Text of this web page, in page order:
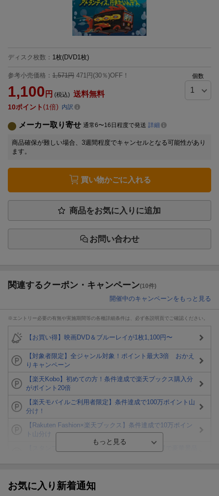
ディスク枚数 ： 1枚(DVD1枚)
参考小売価格： 1,571円 471円(30％)OFF！
1,100 円 (税込) 送料無料
個数
10ポイント 1倍 内訳
メーカー取り寄せ 通常6〜16日程度で発送 詳細
商品確保が難しい場合、3週間程度でキャンセルとなる可能性があり
ます。
買い物かごに入れる
商品をお気に入りに追加
お問い合わせ
関連するクーポン・キャンペーン(10件)
開催中のキャンペーンをもっと見る
※エントリー必要の有無や実施期間等の各種詳細条件は、必ず各説明頁でご確認ください。
【お買い得】映画DVD＆ブルーレイが1枚1,100円〜
【対象者限定】全ジャンル対象！ポイント最大3倍 おかえ
りキャンペーン
【楽天Kobo】初めての方！条件達成で楽天ブックス購入分
がポイント20倍
【楽天モバイルご利用者限定】条件達成で100万ポイント山
分け！
【Rakuten Fashion×楽天ブックス】条件達成で10万ポイン
ト山分け
お気に入り新着通知